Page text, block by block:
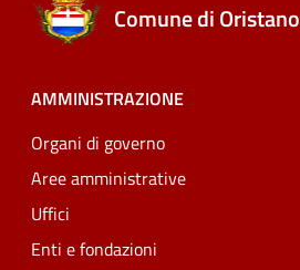
Comune di Oristano
AMMINISTRAZIONE
Organi di governo
Aree amministrative
Uffici
Enti e fondazioni